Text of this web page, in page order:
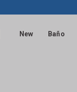
New Baño